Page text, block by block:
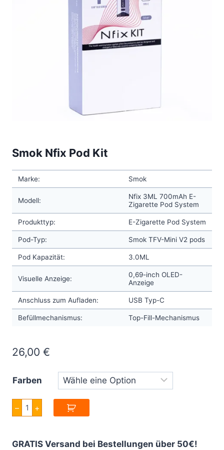
Smok Nfix Pod Kit
Marke: Smok
Modell:
Nfix 3ML 700mAh E-
Zigarette Pod System
Produkttyp: E-Zigarette Pod System
Pod-Typ: Smok TFV-Mini V2 pods
Pod Kapazität: 3.0ML
Visuelle Anzeige:
0,69-inch OLED-
Anzeige
Anschluss zum Aufladen: USB Typ-C
Befüllmechanismus: Top-Fill-Mechanismus
26,00 €
Farben
–
Smok
Nfix
Pod
+
GRATIS Versand bei Bestellungen über 50€!